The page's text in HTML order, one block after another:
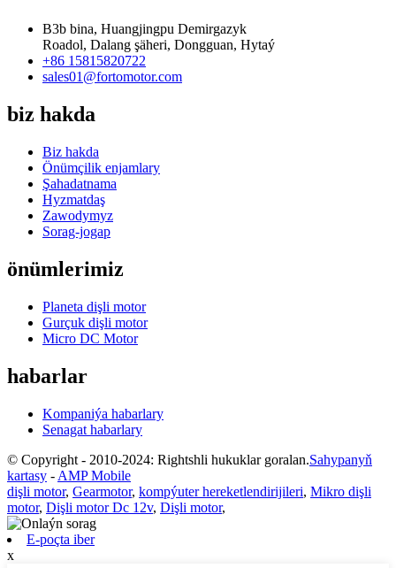
B3b bina, Huangjingpu Demirgazyk
Roadol, Dalang şäheri, Dongguan, Hytaý
+86 15815820722
sales01@fortomotor.com
biz hakda
Biz hakda
Önümçilik enjamlary
Şahadatnama
Hyzmatdaş
Zawodymyz
Sorag-jogap
önümlerimiz
Planeta dişli motor
Gurçuk dişli motor
Micro DC Motor
habarlar
Kompaniýa habarlary
Senagat habarlary
© Copyright - 2010-2024: Rightshli hukuklar goralan.Sahypanyň
kartasy - AMP Mobile
dişli motor, Gearmotor, kompýuter hereketlendirijileri, Mikro dişli
motor, Dişli motor Dc 12v, Dişli motor,
E-poçta iber
x